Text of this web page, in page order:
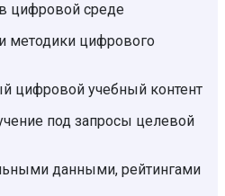
цифровой среде
методики цифрового
цифровой учебный контент
под запросы целевой
данными, рейтингами